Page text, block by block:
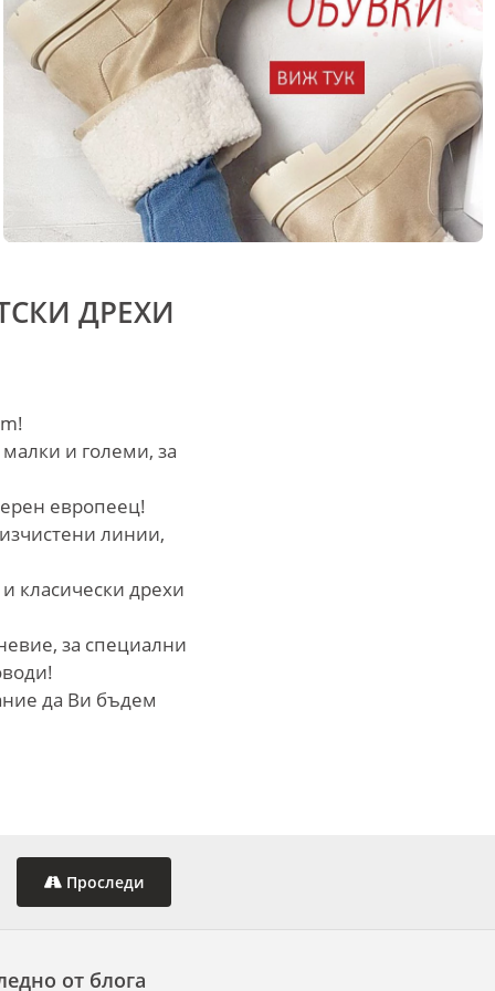
ДРЕХИ
и големи, за
европеец!
линии,
класически дрехи
за специални
да Ви бъдем
Проследи
от блога